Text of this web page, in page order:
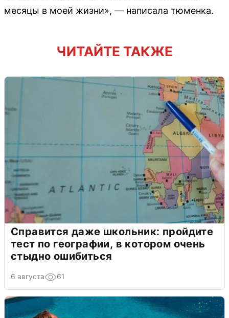
месяцы в моей жизни», — написала тюменка.
ЧИТАЙТЕ ТАКЖЕ
Справится даже школьник: пройдите
тест по географии, в котором очень
стыдно ошибиться
6 августа 61